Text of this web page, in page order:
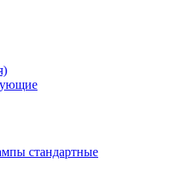
стандартные